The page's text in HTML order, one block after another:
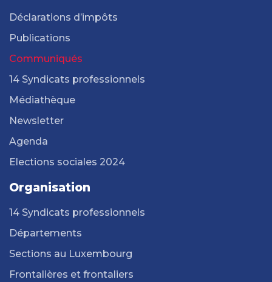
Déclarations d’impôts
Publications
Communiqués
14 Syndicats professionnels
Médiathèque
Newsletter
Agenda
Elections sociales 2024
Organisation
14 Syndicats professionnels
Départements
Sections au Luxembourg
Frontalières et frontaliers